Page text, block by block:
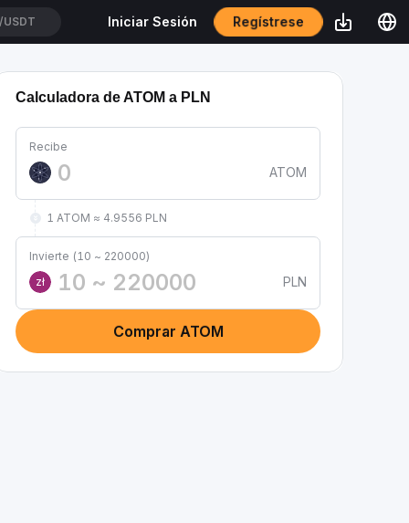
Iniciar Sesión Regístrese
Calculadora de ATOM a PLN
Recibe
ATOM
1 ATOM ≈ 4.9556 PLN
Invierte (10 ~ 220000)
zł
PLN
Comprar ATOM